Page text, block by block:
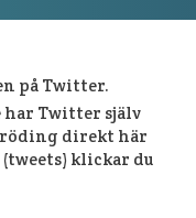
på Twitter.
har Twitter själv
direkt här
klickar du